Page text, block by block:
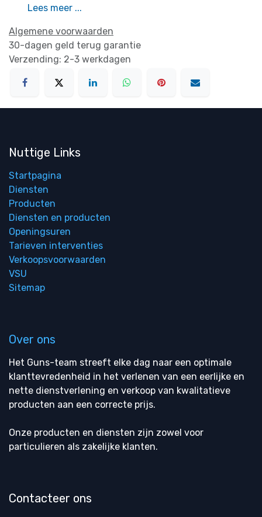
Lees meer ...
Algemene voorwaarden
30-dagen geld terug garantie
Verzending: 2-3 werkdagen
Nuttige Links
Startpagina
Diensten
Producten
Diensten en producten
Openingsuren
Tarieven interventies
Verkoopsvoorwaarden
VSU
Sitemap
Over ons
Het Guns-team streeft elke dag naar een optimale
klanttevredenheid in het verlenen van een eerlijke en
nette dienstverlening en verkoop van kwalitatieve
producten aan een correcte prijs.
Onze producten en diensten zijn zowel voor
particulieren als zakelijke klanten.
Contacteer ons